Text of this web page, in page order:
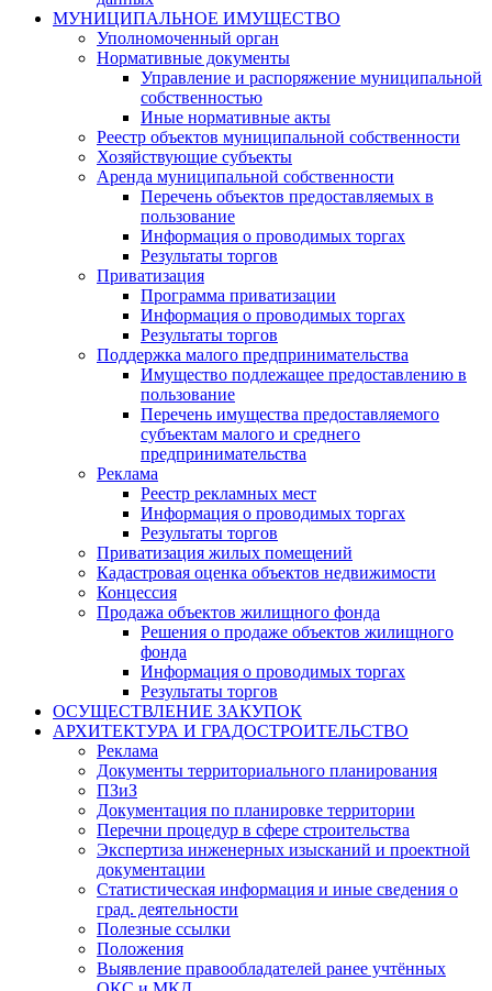
МУНИЦИПАЛЬНОЕ ИМУЩЕСТВО
Уполномоченный орган
Нормативные документы
Управление и распоряжение муниципальной
собственностью
Иные нормативные акты
Реестр объектов муниципальной собственности
Хозяйствующие субъекты
Аренда муниципальной собственности
Перечень объектов предоставляемых в
пользование
Информация о проводимых торгах
Результаты торгов
Приватизация
Программа приватизации
Информация о проводимых торгах
Результаты торгов
Поддержка малого предпринимательства
Имущество подлежащее предоставлению в
пользование
Перечень имущества предоставляемого
субъектам малого и среднего
предпринимательства
Реклама
Реестр рекламных мест
Информация о проводимых торгах
Результаты торгов
Приватизация жилых помещений
Кадастровая оценка объектов недвижимости
Концессия
Продажа объектов жилищного фонда
Решения о продаже объектов жилищного
фонда
Информация о проводимых торгах
Результаты торгов
ОСУЩЕСТВЛЕНИЕ ЗАКУПОК
АРХИТЕКТУРА И ГРАДОСТРОИТЕЛЬСТВО
Реклама
Документы территориального планирования
ПЗиЗ
Документация по планировке территории
Перечни процедур в сфере строительства
Экспертиза инженерных изысканий и проектной
документации
Статистическая информация и иные сведения о
град. деятельности
Полезные ссылки
Положения
Выявление правообладателей ранее учтённых